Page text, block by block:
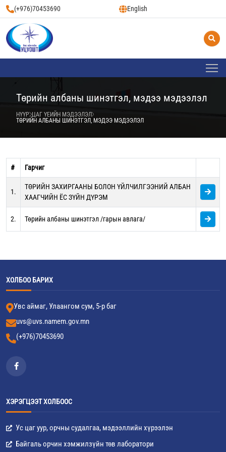
(+976)70453690 English
Төрийн албаны шинэтгэл, мэдээ мэдээлэл
НҮҮР ЦАГ ҮЕИЙН МЭДЭЭЛЭЛ
ТӨРИЙН АЛБАНЫ ШИНЭТГЭЛ, МЭДЭЭ МЭДЭЭЛЭЛ
# Гарчиг
1.
ТӨРИЙН ЗАХИРГААНЫ БОЛОН ҮЙЛЧИЛГЭЭНИЙ АЛБАН
ХААГЧИЙН ЁС ЗҮЙН ДҮРЭМ
2. Төрийн албаны шинэтгэл /гарын авлага/
ХОЛБОО БАРИХ
Увс аймаг, Улаангом сум, 5-р баг
uvs@uvs.namem.gov.mn
(+976)70453690
ХЭРЭГЦЭЭТ ХОЛБООС
Ус цаг уур, орчны судалгаа, мэдээллийн хүрээлэн
Байгаль орчин хэмжилзүйн төв лаборатори